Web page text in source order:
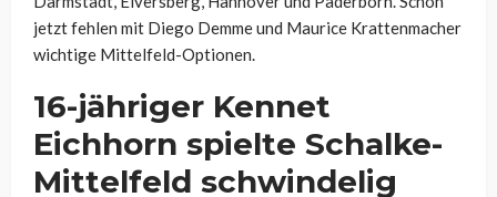
jetzt fehlen mit Diego Demme und Maurice Krattenmacher
wichtige Mittelfeld-Optionen.
16-jähriger Kennet
Eichhorn spielte Schalke-
Mittelfeld schwindelig